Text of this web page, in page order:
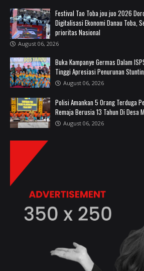
Festival Tao Toba jou juo 2026
Digitalisasi Ekonomi Danau Toba,
prioritas Nasional
August 06, 2026
Buka Kampanye Germas Dalam
Tinggi Apresiasi Penurunan
August 06, 2026
Polisi Amankan 5 Orang Terduga
Remaja Berusia 13 Tahun Di Desa
August 06, 2026